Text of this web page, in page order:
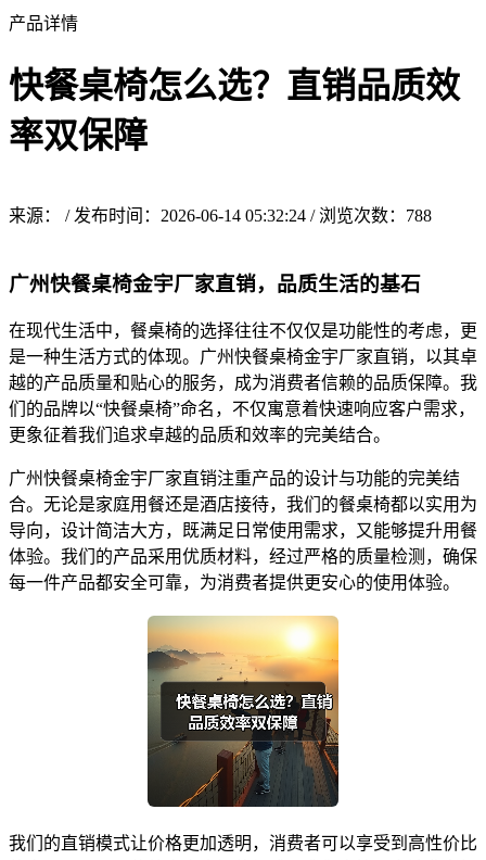
产品详情
快餐桌椅怎么选？直销品质效
率双保障
来源： / 发布时间：2026-06-14 05:32:24 / 浏览次数： 788
广州快餐桌椅金宇厂家直销，品质生活的基石
在现代生活中，餐桌椅的选择往往不仅仅是功能性的考虑，更
是一种生活方式的体现。广州快餐桌椅金宇厂家直销，以其卓
越的产品质量和贴心的服务，成为消费者信赖的品质保障。我
们的品牌以“快餐桌椅”命名，不仅寓意着快速响应客户需求，
更象征着我们追求卓越的品质和效率的完美结合。
广州快餐桌椅金宇厂家直销注重产品的设计与功能的完美结
合。无论是家庭用餐还是酒店接待，我们的餐桌椅都以实用为
导向，设计简洁大方，既满足日常使用需求，又能够提升用餐
体验。我们的产品采用优质材料，经过严格的质量检测，确保
每一件产品都安全可靠，为消费者提供更安心的使用体验。
我们的直销模式让价格更加透明，消费者可以享受到高性价比